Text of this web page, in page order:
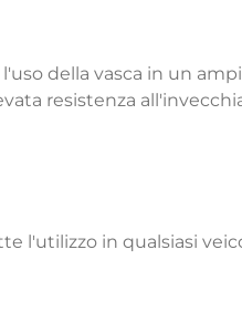
della vasca in un
resistenza
l'utilizzo in qualsiasi